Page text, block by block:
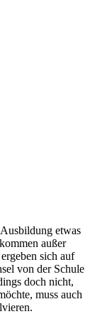
etwas
außer
sich auf
von der Schule
doch nicht,
muss auch